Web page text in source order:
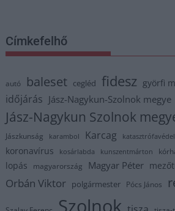
Címkefelhő
autó baleset cegléd fidesz györfi
időjárás Jász-Nagykun-Szolnok megye
Jász-Nagykun Szolnok
Jászkunság karambol Karcag
koronavírus kosárlabda kunszentmárton
lopás magyarország Magyar Péter
Orbán Viktor polgármester Pócs János
Szolnok